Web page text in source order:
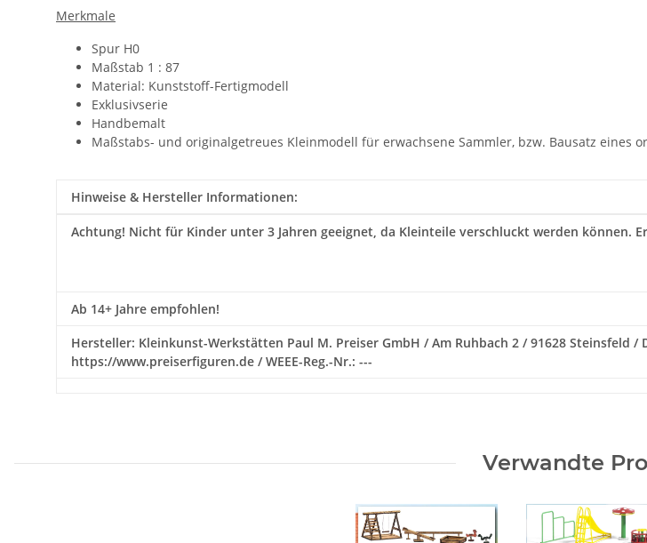
Merkmale
Spur H0
Maßstab 1 : 87
Material: Kunststoff-Fertigmodell
Exklusivserie
Handbemalt
Maßstabs- und originalgetreues Kleinmodell für erwachsene Sammler, bzw. Bausatz eines
Hinweise & Hersteller Informationen:
Achtung! Nicht für Kinder unter 3 Jahren geeignet, da Kleinteile verschluckt werden können.
Ab 14+ Jahre empfohlen!
Hersteller: Kleinkunst-Werkstätten Paul M. Preiser GmbH / Am Ruhbach 2 / 91628 Steinsfeld /
https://www.preiserfiguren.de / WEEE-Reg.-Nr.: ---
Verwandte